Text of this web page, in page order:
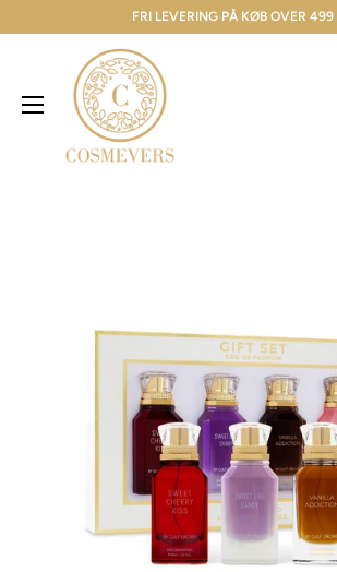
FRI LEVERING PÅ KØB OVER 499